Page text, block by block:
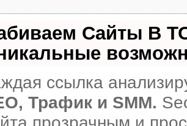
Сайты В
ссылка
Трафик и SMM.